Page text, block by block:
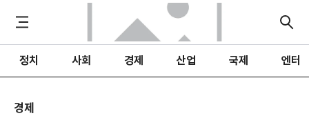
정치 사회 경제 산업 국제 엔터
경제